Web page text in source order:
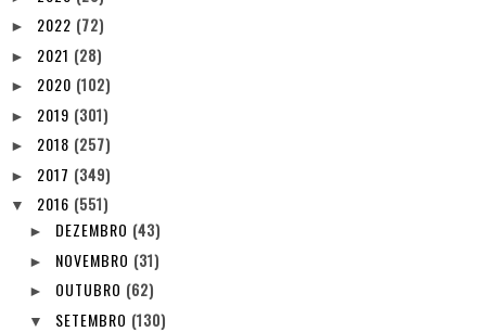
► 2022 (72)
► 2021 (28)
► 2020 (102)
► 2019 (301)
► 2018 (257)
► 2017 (349)
▼ 2016 (551)
► DEZEMBRO (43)
► NOVEMBRO (31)
► OUTUBRO (62)
▼ SETEMBRO (130)